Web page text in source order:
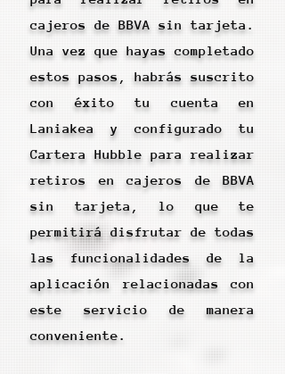
cajeros de BBVA sin tarjeta.
Una vez que hayas completado
estos pasos, habrás suscrito
con éxito tu cuenta en
Laniakea y configurado tu
Cartera Hubble para realizar
retiros en cajeros de BBVA
sin tarjeta, lo que te
permitirá disfrutar de todas
las funcionalidades de la
aplicación relacionadas con
este servicio de manera
conveniente.